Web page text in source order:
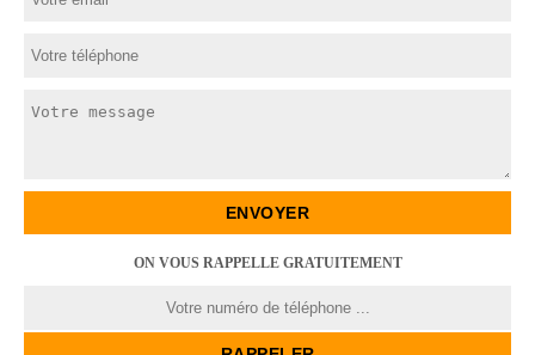
ON VOUS RAPPELLE GRATUITEMENT